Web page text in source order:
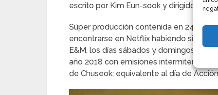
escrito por Kim Eun-sook y dirigido por
Súper producción contenida en 24
encontrarse en Netflix habiendo sido
E&M, los días sábados y domingos en
año 2018 con emisiones intermitentes
de Chuseok; equivalente al día de